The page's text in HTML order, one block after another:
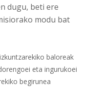
dugu, beti ere
modu bat
baloreak
eta ingurukoei
begirunea